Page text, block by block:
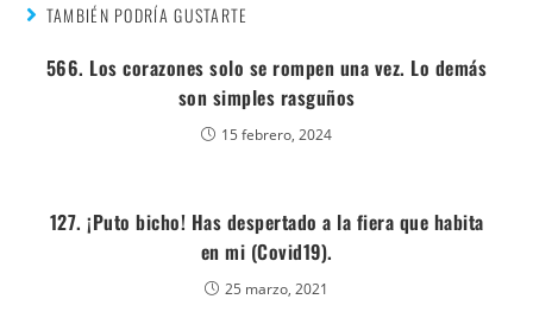
TAMBIÉN PODRÍA GUSTARTE
566. Los corazones solo se rompen una vez. Lo demás
son simples rasguños
15 febrero, 2024
127. ¡Puto bicho! Has despertado a la fiera que habita
en mi (Covid19).
25 marzo, 2021